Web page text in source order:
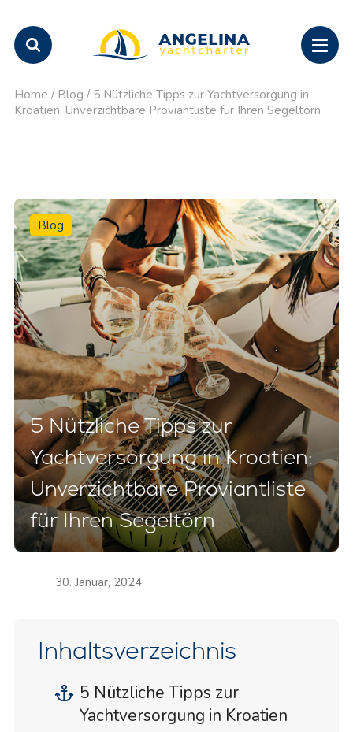
Home / Blog / 5 Nützliche Tipps zur Yachtversorgung in
Kroatien: Unverzichtbare Proviantliste für Ihren Segeltörn
Blog
5 Nützliche Tipps zur
Yachtversorgung in Kroatien:
Unverzichtbare Proviantliste
für Ihren Segeltörn
30. Januar, 2024
Inhaltsverzeichnis
5 Nützliche Tipps zur
Yachtversorgung in Kroatien